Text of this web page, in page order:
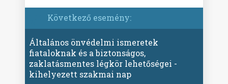
Következő esemény:
Általános önvédelmi ismeretek
fiataloknak és a biztonságos,
zaklatásmentes légkör lehetőségei -
kihelyezett szakmai nap